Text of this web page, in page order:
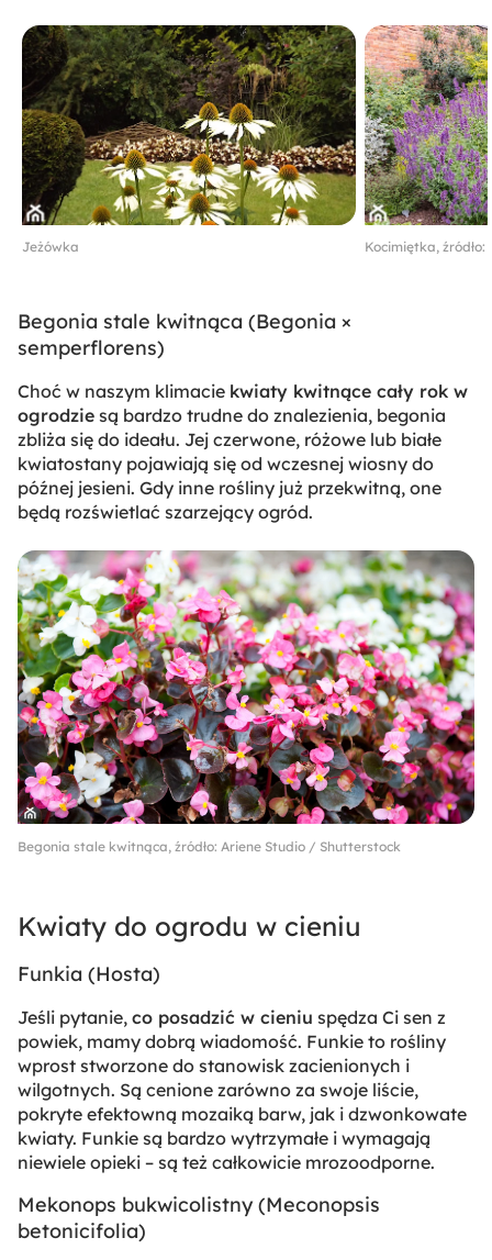
Jeżówka Kocimiętka,
Begonia stale kwitnąca (Begonia ×
semperflorens)
Choć w naszym klimacie kwiaty kwitnące cały rok w
ogrodzie są bardzo trudne do znalezienia, begonia
zbliża się do ideału. Jej czerwone, różowe lub białe
kwiatostany pojawiają się od wczesnej wiosny do
późnej jesieni. Gdy inne rośliny już przekwitną, one
będą rozświetlać szarzejący ogród.
Begonia stale kwitnąca, źródło: Ariene Studio / Shutterstock
Kwiaty do ogrodu w cieniu
Funkia (Hosta)
Jeśli pytanie, co posadzić w cieniu spędza Ci sen z
powiek, mamy dobrą wiadomość. Funkie to rośliny
wprost stworzone do stanowisk zacienionych i
wilgotnych. Są cenione zarówno za swoje liście,
pokryte efektowną mozaiką barw, jak i dzwonkowate
kwiaty. Funkie są bardzo wytrzymałe i wymagają
niewiele opieki – są też całkowicie mrozoodporne.
Mekonops bukwicolistny (Meconopsis
betonicifolia)